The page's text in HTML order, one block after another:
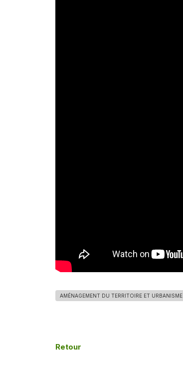
AMÉNAGEMENT DU TERRITOIRE ET URBANISME
Retour